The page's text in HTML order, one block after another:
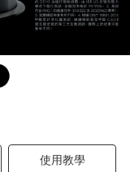
使用教學